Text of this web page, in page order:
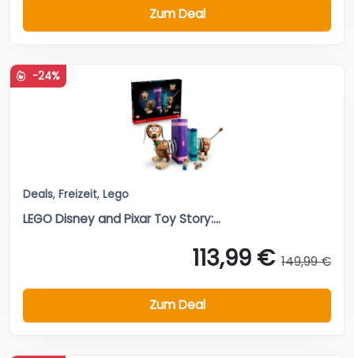
Zum Deal
-24%
Deals, Freizeit, Lego
LEGO Disney and Pixar Toy Story:...
113,99 € 149,99 €
Zum Deal